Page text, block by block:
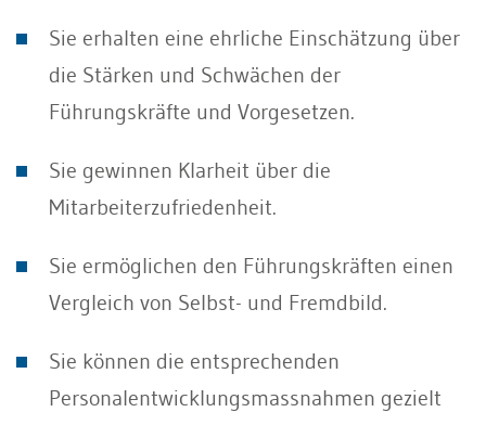
Sie erhalten eine ehrliche Einschätzung über
die Stärken und Schwächen der
Führungskräfte und Vorgesetzen.
Sie gewinnen Klarheit über die
Mitarbeiterzufriedenheit.
Sie ermöglichen den Führungskräften einen
Vergleich von Selbst- und Fremdbild.
Sie können die entsprechenden
Personalentwicklungsmassnahmen gezielt